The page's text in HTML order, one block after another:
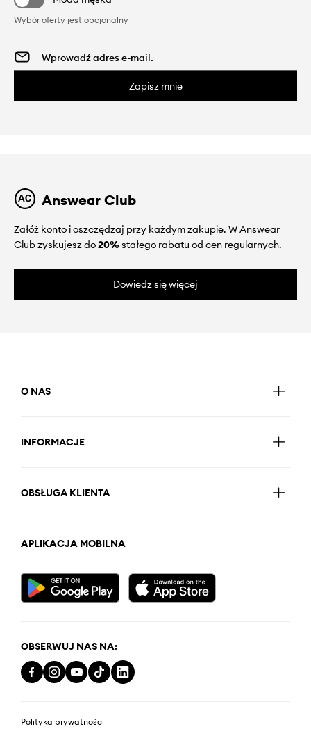
Wybór oferty jest opcjonalny
Zapisz mnie
Answear Club
Załóż konto i oszczędzaj przy każdym zakupie. W Answear
Club zyskujesz do20%stałego rabatu od cen regularnych.
Dowiedz się więcej
O NAS
INFORMACJE
OBSŁUGA KLIENTA
APLIKACJA MOBILNA
OBSERWUJ NAS NA:
Polityka prywatności